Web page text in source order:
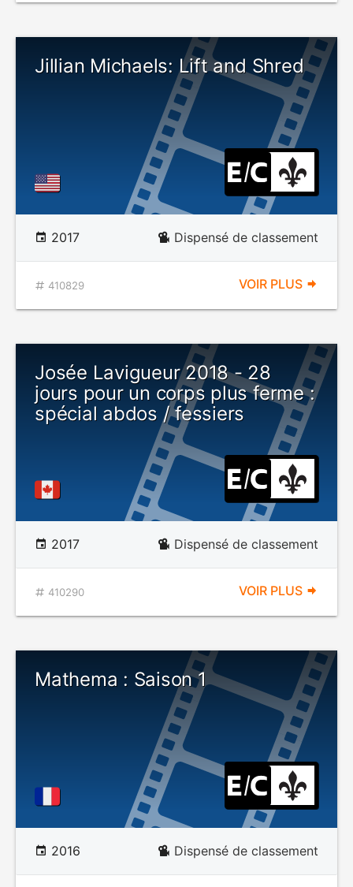
Jillian Michaels: Lift and Shred
2017 Dispensé de classement
410829 VOIR PLUS
Josée Lavigueur 2018 - 28
jours pour un corps plus ferme :
spécial abdos / fessiers
2017 Dispensé de classement
410290 VOIR PLUS
Mathema : Saison 1
2016 Dispensé de classement